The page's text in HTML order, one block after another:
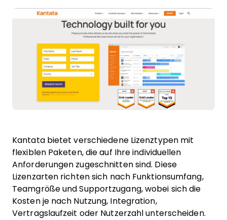
Kantata bietet verschiedene Lizenztypen mit
flexiblen Paketen, die auf Ihre individuellen
Anforderungen zugeschnitten sind. Diese
Lizenzarten richten sich nach Funktionsumfang,
Teamgröße und Supportzugang, wobei sich die
Kosten je nach Nutzung, Integration,
Vertragslaufzeit oder Nutzerzahl unterscheiden.